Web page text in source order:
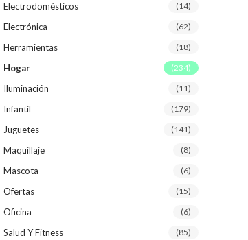
Electrodomésticos (14)
Electrónica (62)
Herramientas (18)
Hogar (234)
Iluminación (11)
Infantil (179)
Juguetes (141)
Maquillaje (8)
Mascota (6)
Ofertas (15)
Oficina (6)
Salud Y Fitness (85)